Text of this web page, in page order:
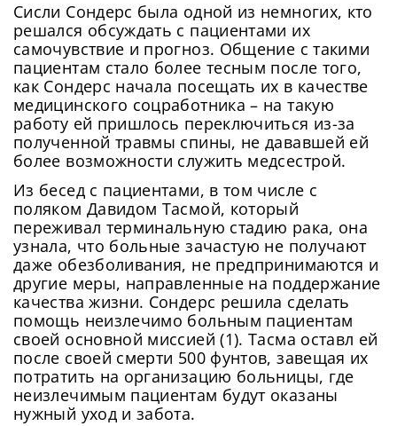
Сисли Сондерс была одной из немногих, кто
решался обсуждать с пациентами их
самочувствие и прогноз. Общение с такими
пациентам стало более тесным после того,
как Сондерс начала посещать их в качестве
медицинского соцработника – на такую
работу ей пришлось переключиться из-за
полученной травмы спины, не дававшей ей
более возможности служить медсестрой.
Из бесед с пациентами, в том числе с
поляком Давидом Тасмой, который
переживал терминальную стадию рака, она
узнала, что больные зачастую не получают
даже обезболивания, не предпринимаются и
другие меры, направленные на поддержание
качества жизни. Сондерс решила сделать
помощь неизлечимо больным пациентам
своей основной миссией (1). Тасма оставл ей
после своей смерти 500 фунтов, завещая их
потратить на организацию больницы, где
неизлечимым пациентам будут оказаны
нужный уход и забота.